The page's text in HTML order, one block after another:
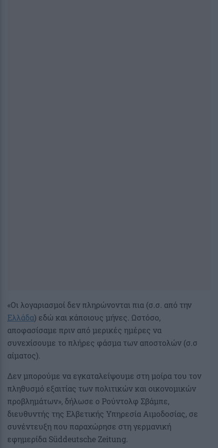
«Οι λογαριασμοί δεν πληρώνονται πια (σ.σ. από την
Ελλάδα) εδώ και κάποιους μήνες. Ωστόσο,
αποφασίσαμε πριν από μερικές ημέρες να
συνεχίσουμε το πλήρες φάσμα των αποστολών (σ.σ
αίματος).
Δεν μπορούμε να εγκαταλείψουμε στη μοίρα του τον
πληθυσμό εξαιτίας των πολιτικών και οικονομικών
προβλημάτων», δήλωσε ο Ρούντολφ Σβάμπε,
διευθυντής της Ελβετικής Υπηρεσία Αιμοδοσίας, σε
συνέντευξη που παραχώρησε στη γερμανική
εφημερίδα Süddeutsche Zeitung.